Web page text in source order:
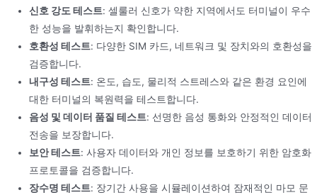
신호 강도 테스트: 셀룰러 신호가 약한 지역에서도 터미널이 우수
한 성능을 발휘하는지 확인합니다.
호환성 테스트: 다양한 SIM 카드, 네트워크 및 장치와의 호환성을
검증합니다.
내구성 테스트: 온도, 습도, 물리적 스트레스와 같은 환경 요인에
대한 터미널의 복원력을 테스트합니다.
음성 및 데이터 품질 테스트: 선명한 음성 통화와 안정적인 데이터
전송을 보장합니다.
보안 테스트: 사용자 데이터와 개인 정보를 보호하기 위한 암호화
프로토콜을 검증합니다.
장수명 테스트: 장기간 사용을 시뮬레이션하여 잠재적인 마모 문